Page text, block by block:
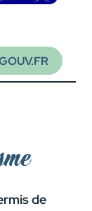
de